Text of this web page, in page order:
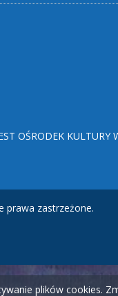
OŚRODEK
prawa zastrzeżone.
plików cookies.